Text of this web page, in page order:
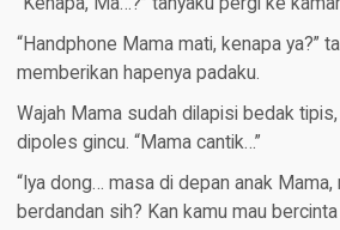
“Handphone Mama mati, kenapa ya?”
memberikan hapenya padaku.
Wajah Mama sudah dilapisi bedak
dipoles gincu. “Mama cantik…”
“Iya dong… masa di depan anak
berdandan sih? Kan kamu mau